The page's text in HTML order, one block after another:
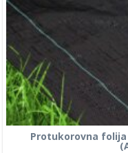
Protukorovna